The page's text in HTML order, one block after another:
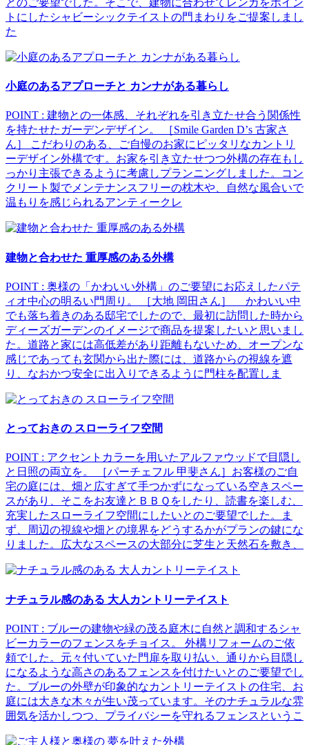
トにしたシャビーシックテイストの門まわりをご提案しまし
た
小庭のあるアプローチと カンナがある暮らし
POINT : 建物との一体感、それぞれを引き立たせ合う関係性
を持たせたガーデンデザイン。 ［Smile Garden Dʼs 古家さ
ん］ こだわりのある、ご自慢のお家にピッタリなカントリ
ーデザイン外構です。お家を引き立たせつつ外構の存在もし
っかり主張できるように考慮しプランニングしました。コン
クリート製でメンテナンスフリーの枕木や、自然な風合いで
温もりを感じられるアンティークレ
建物と合わせた 重厚感のある外構
POINT : 奥様の「かわいい外構」のご要望にお応えしたパテ
ィオ中心の明るい門周り。 ［大地 岡田さん］ かわいい中
でも落ち着きのある邸宅でしたので、最初に訪問した時から
ディーズガーデンのイメージで商品を提案したいと思いまし
た。道路と家には高低差があり距離もないため、オープンな
感じであっても玄関から出た際には、道路からの視線を遮
り、なおかつ安全に出入りできるように門柱を配置しま
とっておきの スローライフ空間
POINT : アクセントカラーを用いたアルファウッドで目隠し
と日照の両立を。 ［パーチェフル 甲斐さん］お客様のご自
宅の庭には、畑と広すぎて手つかずになっている空きスペー
スがあり、そこをお友達とＢＢＱをしたり、読書を楽しむ、
充実したスローライフ空間にしたいとのご要望でした。ま
ず、周辺の視線や畑との境界をどうするかがプランの鍵にな
りました。広大なスペースの大部分に芝生と天然石を敷き、
ナチュラル感のある 大人カントリーテイスト
POINT : ブルーの建物や緑の茂る庭木に自然と調和するシャ
ビーカラーのフェンスをチョイス。 外構リフォームのご依
頼でした。元々付いていた門扉を取り払い、通りから目隠し
になるような高さのあるフェンスを付けたいとのご要望でし
た。ブルーの外壁が印象的なカントリーテイストの住宅、お
庭には大きな木々が生い茂っています。そのナチュラルな雰
囲気を活かしつつ、プライバシーを守れるフェンスというこ